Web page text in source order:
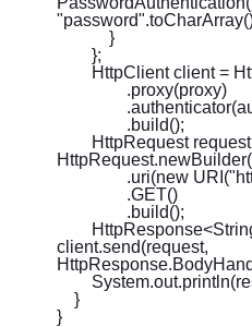
}
};
HttpClient client =
.proxy(proxy)
.build();
HttpRequest request
.uri(new
.GET()
.build();
client.send(request,
}
}